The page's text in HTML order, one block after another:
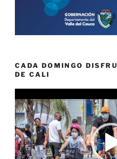
CADA DOMINGO
DE CALI
de
vídeo